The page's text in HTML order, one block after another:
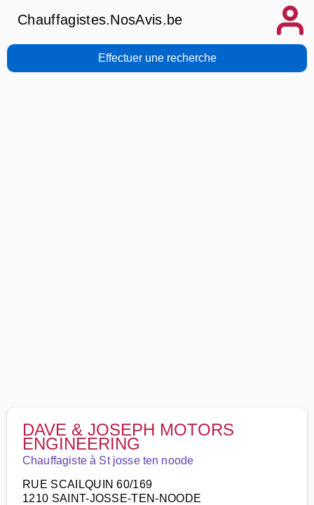
Chauffagistes.NosAvis.be
Effectuer une recherche
DAVE & JOSEPH MOTORS
ENGINEERING
Chauffagiste à St josse ten noode
RUE SCAILQUIN 60/169
1210 SAINT-JOSSE-TEN-NOODE